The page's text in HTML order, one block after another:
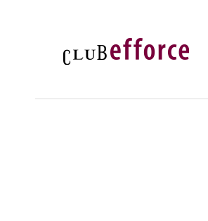
Zum Hauptinhalt springen